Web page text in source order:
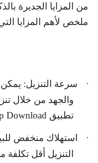
من المزايا الجديرة
ملخص لأهم المزايا
·
سرعة التنزيل:
والجهد من خلال
تطبيق Download
· استهلاك منخفض
التنزيل أقل